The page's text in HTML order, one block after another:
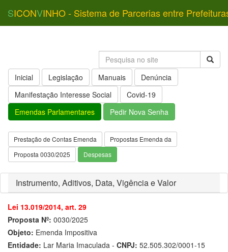
SICONVINHO - Sistema de Parcerias entre
Inicial Legislação Manuais
Denúncia
Manifestação Interesse Social
Covid-19
Emendas Parlamentares
Pedir Nova Senha
Prestação de Contas Emenda
Propostas Emenda da
Proposta 0030/2025
Despesas
Instrumento, Aditivos, Data, Vigência e Valor
Lei 13.019/2014, art. 29
Proposta Nº: 0030/2025
Objeto: Emenda Impositiva
Entidade: Lar Maria Imaculada - CNPJ: 52.505.302/0001-15